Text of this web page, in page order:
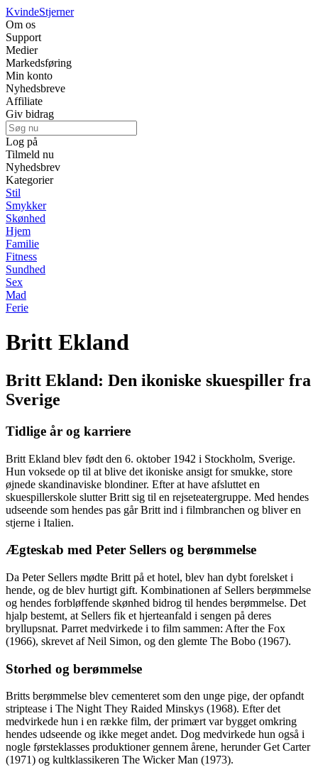
KvindeStjerner
Om os
Support
Medier
Markedsføring
Min konto
Nyhedsbreve
Affiliate
Giv bidrag
Log på
Tilmeld nu
Nyhedsbrev
Kategorier
Stil
Smykker
Skønhed
Hjem
Familie
Fitness
Sundhed
Sex
Mad
Ferie
Britt Ekland
Britt Ekland: Den ikoniske skuespiller fra
Sverige
Tidlige år og karriere
Britt Ekland blev født den 6. oktober 1942 i Stockholm, Sverige.
Hun voksede op til at blive det ikoniske ansigt for smukke, store
øjnede skandinaviske blondiner. Efter at have afsluttet en
skuespillerskole slutter Britt sig til en rejseteatergruppe. Med hendes
udseende som hendes pas går Britt ind i filmbranchen og bliver en
stjerne i Italien.
Ægteskab med Peter Sellers og berømmelse
Da Peter Sellers mødte Britt på et hotel, blev han dybt forelsket i
hende, og de blev hurtigt gift. Kombinationen af Sellers berømmelse
og hendes forbløffende skønhed bidrog til hendes berømmelse. Det
hjalp bestemt, at Sellers fik et hjerteanfald i sengen på deres
bryllupsnat. Parret medvirkede i to film sammen: After the Fox
(1966), skrevet af Neil Simon, og den glemte The Bobo (1967).
Storhed og berømmelse
Britts berømmelse blev cementeret som den unge pige, der opfandt
striptease i The Night They Raided Minskys (1968). Efter det
medvirkede hun i en række film, der primært var bygget omkring
hendes udseende og ikke meget andet. Dog medvirkede hun også i
nogle førsteklasses produktioner gennem årene, herunder Get Carter
(1971) og kultklassikeren The Wicker Man (1973).